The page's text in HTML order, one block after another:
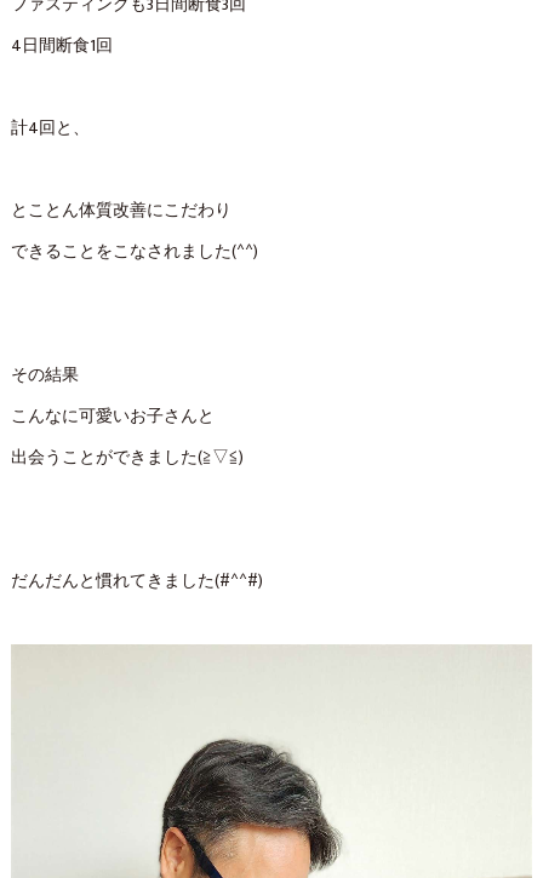
4日間断食1回
計4回と、
とことん体質改善にこだわり
できることをこなされました(^^)
その結果
こんなに可愛いお子さんと
出会うことができました(≧▽≦)
だんだんと慣れてきました(#^^#)